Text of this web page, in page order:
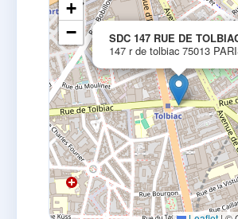
SDC 147 RUE DE
147 r de tolbiac 75013
+
−